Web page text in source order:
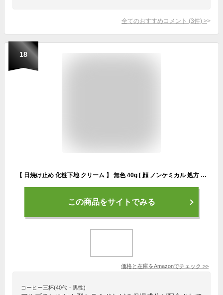
全てのおすすめコメント (3件) >
18
【 日焼け止め 化粧下地 クリーム 】 無色 40g [ 顔 ノンケミカル 処方 紫外線吸収剤フリー SPF50+ PA++++ ウォータープルーフ 7種の美容成分配合でスキンケアも叶えるUVクリーム しっとり保湿 ] Pro KuSu 母の日 プレゼント
この商品をサイトでみる
価格と在庫をAmazonでチェック >>
コーヒー三杯(40代・男性)